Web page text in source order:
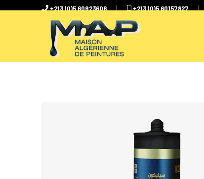
+213 (0)5 60923606 +213 (0)5 60157827